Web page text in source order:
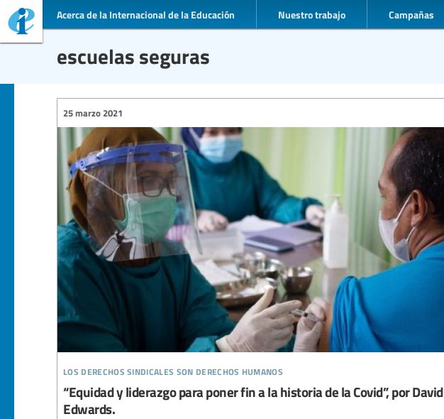
Acerca de la Internacional de la Educación Nuestro trabajo Campañas
escuelas seguras
los derechos sindicales son derechos humanos
25 marzo 2021
“Equidad y liderazgo para poner fin a la historia de la Covid”, por David
Edwards.